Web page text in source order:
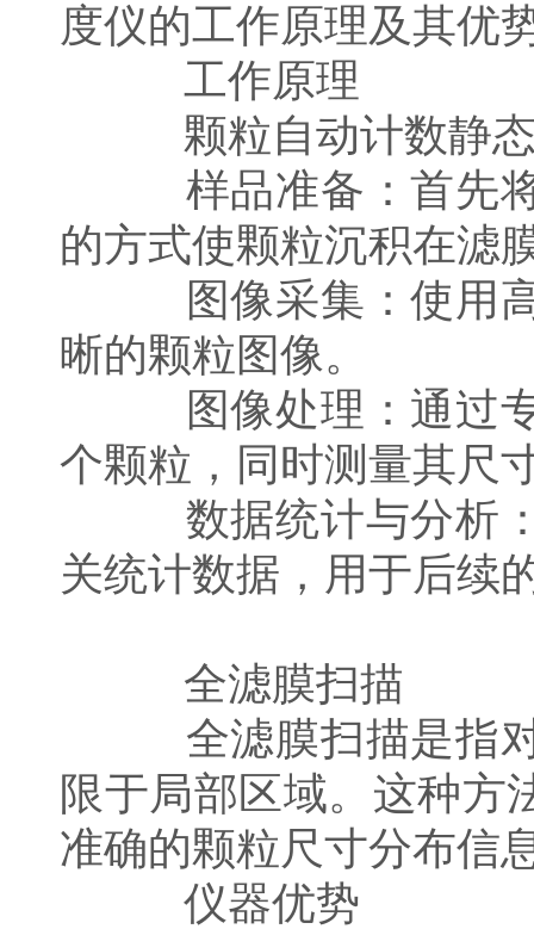
度仪的工作原理及其优
工作原理
颗粒自动计数静态
样品准备：首先将
的方式使颗粒沉积在滤
图像采集：使用高
晰的颗粒图像。
图像处理：通过专
个颗粒，同时测量其尺
数据统计与分析：
关统计数据，用于后续
全滤膜扫描
全滤膜扫描是指对
限于局部区域。这种方
准确的颗粒尺寸分布信
仪器优势